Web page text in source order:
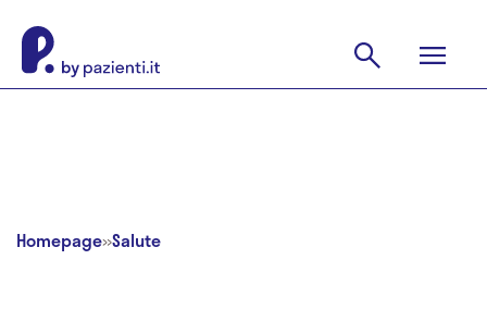
Homepage»Salute